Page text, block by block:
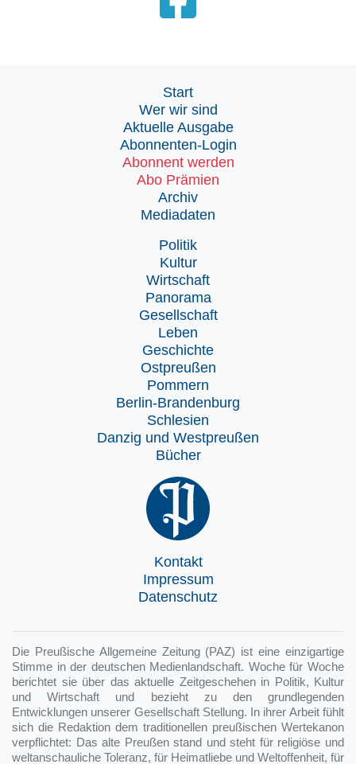
Start
Wer wir sind
Aktuelle Ausgabe
Abonnenten-Login
Abonnent werden
Abo Prämien
Archiv
Mediadaten
Politik
Kultur
Wirtschaft
Panorama
Gesellschaft
Leben
Geschichte
Ostpreußen
Pommern
Berlin-Brandenburg
Schlesien
Danzig und Westpreußen
Bücher
Kontakt
Impressum
Datenschutz
Die Preußische Allgemeine Zeitung (PAZ) ist eine einzigartige
Stimme in der deutschen Medienlandschaft. Woche für Woche
berichtet sie über das aktuelle Zeitgeschehen in Politik, Kultur
und Wirtschaft und bezieht zu den grundlegenden
Entwicklungen unserer Gesellschaft Stellung. In ihrer Arbeit fühlt
sich die Redaktion dem traditionellen preußischen Wertekanon
verpflichtet: Das alte Preußen stand und steht für religiöse und
weltanschauliche Toleranz, für Heimatliebe und Weltoffenheit, für